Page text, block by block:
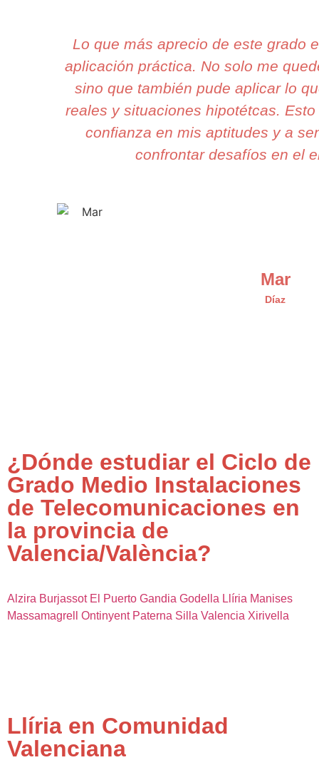
Lo que más aprecio de este grado
aplicación práctica. No solo me
sino que también pude aplicar lo
reales y situaciones hipotétcas.
confianza en mis aptitudes y a
confrontar desafíos en el
Mar
Díaz
¿Dónde estudiar el Ciclo de
Grado Medio Instalaciones
de Telecomunicaciones en
la provincia de
Valencia/València?
Alzira Burjassot El Puerto Gandia Godella Llíria Manises
Massamagrell
Ontinyent Paterna Silla Valencia Xirivella
Llíria en Comunidad
Valenciana